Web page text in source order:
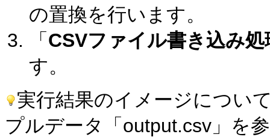
の置換を行います。
「 CSVファイル書き込み処
す。
実行結果のイメージについ
プルデータ「output.csv」を